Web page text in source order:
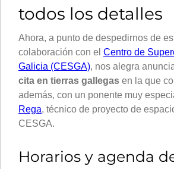
todos los detalles
Ahora, a punto de despedirnos de
colaboración con el Centro de
Galicia (CESGA), nos alegra
cita en tierras gallegas en la que
además, con un ponente muy
Rega, técnico de proyecto de
CESGA.
Horarios y agenda